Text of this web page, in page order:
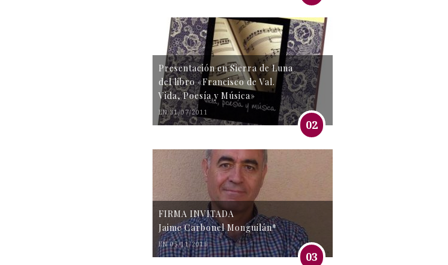
Presentación en Sierra de Luna
del libro «Francisco de Val.
Vida, Poesía y Música»
EN 31/07/2011
02
FIRMA INVITADA
Jaime Carbonel Monguilán*
EN 05/11/2016
03